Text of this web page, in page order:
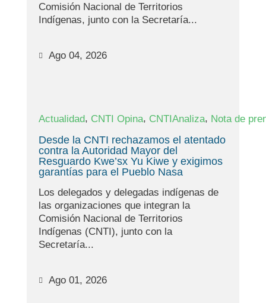
Comisión Nacional de Territorios
Indígenas, junto con la Secretaría...
Ago 04, 2026
Actualidad, CNTI Opina, CNTIAnaliza, Nota de
Desde la CNTI rechazamos el atentado
contra la Autoridad Mayor del
Resguardo Kwe’sx Yu Kiwe y exigimos
garantías para el Pueblo Nasa
Los delegados y delegadas indígenas de
las organizaciones que integran la
Comisión Nacional de Territorios
Indígenas (CNTI), junto con la
Secretaría...
Ago 01, 2026